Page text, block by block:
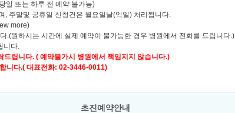
일 또는 하루 전 예약 불가능)
주말및 공휴일 신청건은 월요일날(익일) 처리됩니다.
more)
.(원하시는 시간에 실제 예약이 불가능한 경우 병원에서 전화를 드립니다.)
니다.
립니다. ( 예약불가시 병원에서 책임지지 않습니다.)
니다.( 대표전화: 02-3446-0011)
초진예약안내